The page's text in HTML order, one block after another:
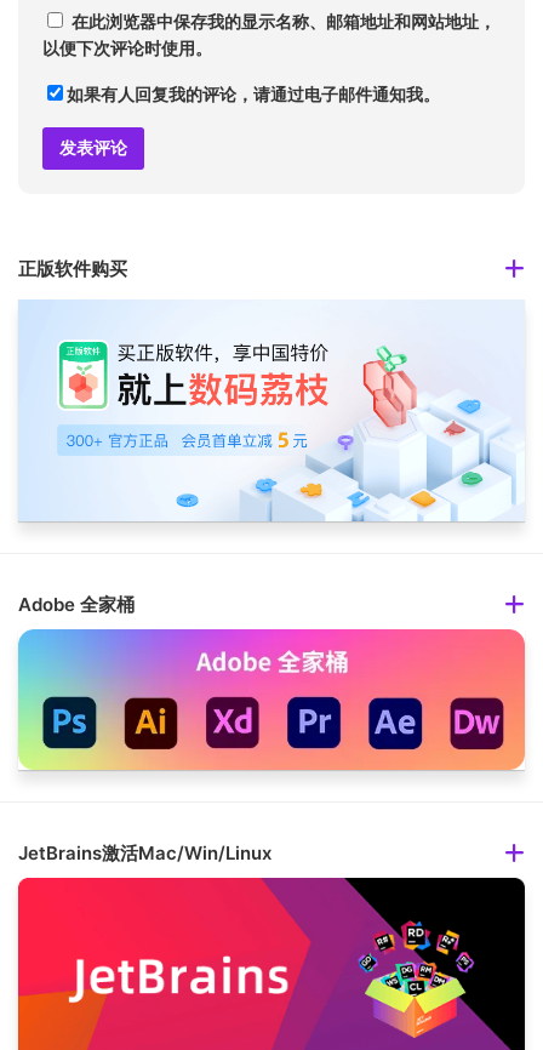
在此浏览器中保存我的显示名称、邮箱地址和网站地址，
以便下次评论时使用。
如果有人回复我的评论，请通过电子邮件通知我。
正版软件购买
Adobe 全家桶
JetBrains激活Mac/Win/Linux